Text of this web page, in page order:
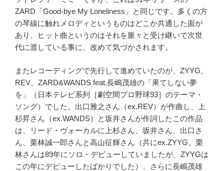
ZARD「Good-bye My Loneliness」と同じです。多くの方
の琴線に触れメロディというものはどこか共通した面が
あり、ヒット曲というのはそれを脈々と受け継いで次世
代に渡している事に、改めて気づかされます。
またレコーディングで先行して進めていたのが、ZYYG、
REV、ZARD&WANDS feat.長嶋茂雄の「果てしない夢
を」（日本テレビ系列［劇空間プロ野球93］のテーマ・
ソング）でした。出口雅之さん（ex.REV）が作曲し、上
杉昇さん（ex.WANDS）と坂井さんが作詞したこの作品
は、リード・ヴォーカルに上杉さん、坂井さん、出口さ
ん、栗林誠一郎さんと高山征輝さん（共にex.ZYYG。栗
林さんは89年にソロ・デビューしていましたが、ZYYGは
この年にデビューしたばかりでした）、さらに長嶋茂雄